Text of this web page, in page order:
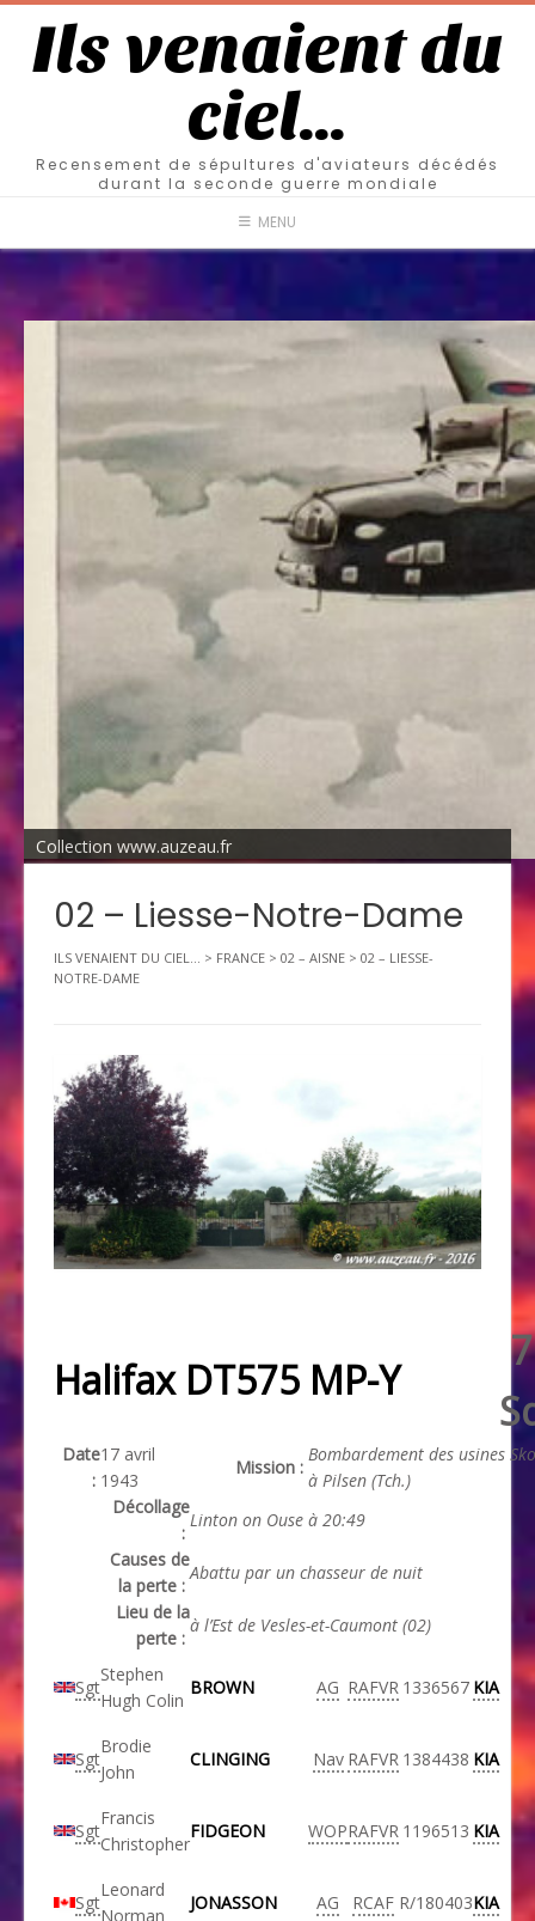
Ils venaient du
ciel…
Recensement de sépultures d'aviateurs décédés
durant la seconde guerre mondiale
MENU
Collection www.auzeau.fr
02 – Liesse-Notre-Dame
ILS VENAIENT DU CIEL... > FRANCE > 02 – AISNE > 02 – LIESSE-
NOTRE-DAME
Halifax DT575 MP-Y
Date
:
17 avril
1943
Mission :
Bombardement des usines
à Pilsen (Tch.)
Décollage
:
Linton on Ouse à 20:49
Causes de
la perte :
Abattu par un chasseur de nuit
Lieu de la
perte :
à l’Est de Vesles-et-Caumont (02)
Sgt
Stephen
Hugh Colin
BROWN AG RAFVR 1336567 KIA
Sgt
Brodie
John
CLINGING Nav RAFVR 1384438 KIA
Sgt
Francis
Christopher
FIDGEON WOPRAFVR 1196513 KIA
Sgt
Leonard
Norman
JONASSON AG RCAF R/180403KIA